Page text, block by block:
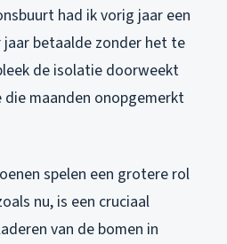
had ik vorig jaar een
betaalde zonder het te
de isolatie doorweekt
die maanden onopgemerkt
spelen een grotere rol
nu, is een cruciaal
van de bomen in